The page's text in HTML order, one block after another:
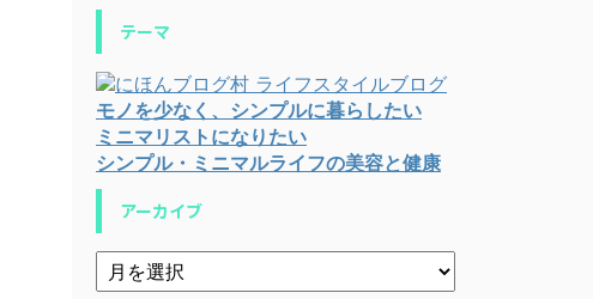
テーマ
モノを少なく、シンプルに暮らしたい
ミニマリストになりたい
シンプル・ミニマルライフの美容と健康
アーカイブ